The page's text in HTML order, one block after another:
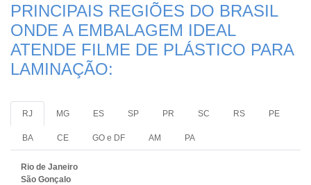
PRINCIPAIS REGIÕES DO BRASIL
ONDE A EMBALAGEM IDEAL
ATENDE FILME DE PLÁSTICO PARA
LAMINAÇÃO:
RJ MG ES SP PR SC RS PE
BA CE GO e DF AM PA
Rio de Janeiro
São Gonçalo